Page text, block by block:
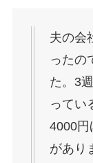
夫の会
ったの
た。3
ってい
4000円
があり